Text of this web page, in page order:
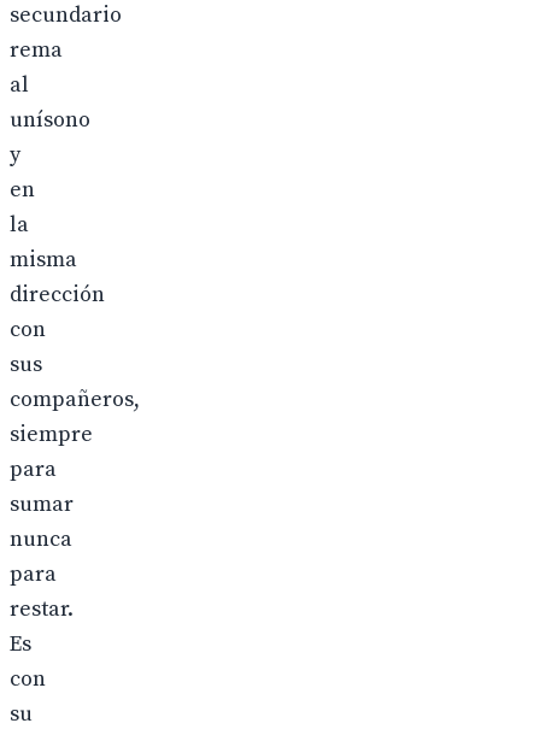
secundario
rema
al
unísono
y
en
la
misma
dirección
con
sus
compañeros,
siempre
para
sumar
nunca
para
restar.
Es
con
su